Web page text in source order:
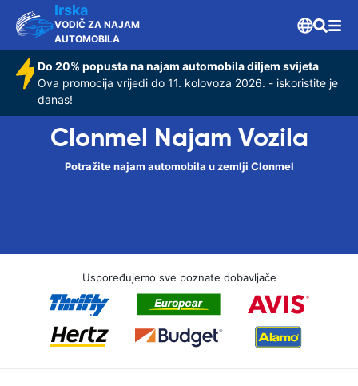
Irska
VODIČ ZA NAJAM
AUTOMOBILA
Do 20% popusta na najam automobila diljem svijeta
Ova promocija vrijedi do 11. kolovoza 2026. - iskoristite je
danas!
Clonmel Najam Vozila
Potražite najam automobila u zemlji Clonmel
Uspoređujemo sve poznate dobavljače